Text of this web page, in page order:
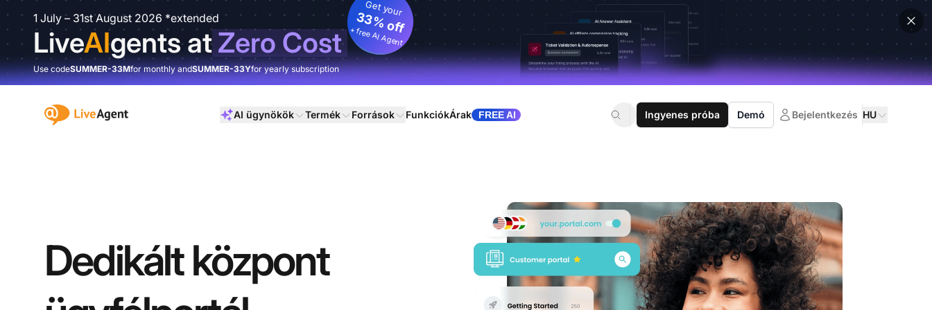
1 July – 31st August 2026 *extended
LiveAIgents atZero Cost
Get your
33% off
+ free AI Agent
Use codeSUMMER-33Mfor monthly andSUMMER-33Yfor yearly subscription
:site.title AI ügynökök Termék Források FunkciókÁrak FREE AI Ingyenes próba Demó Bejelentkezés HU
Dedikált központ